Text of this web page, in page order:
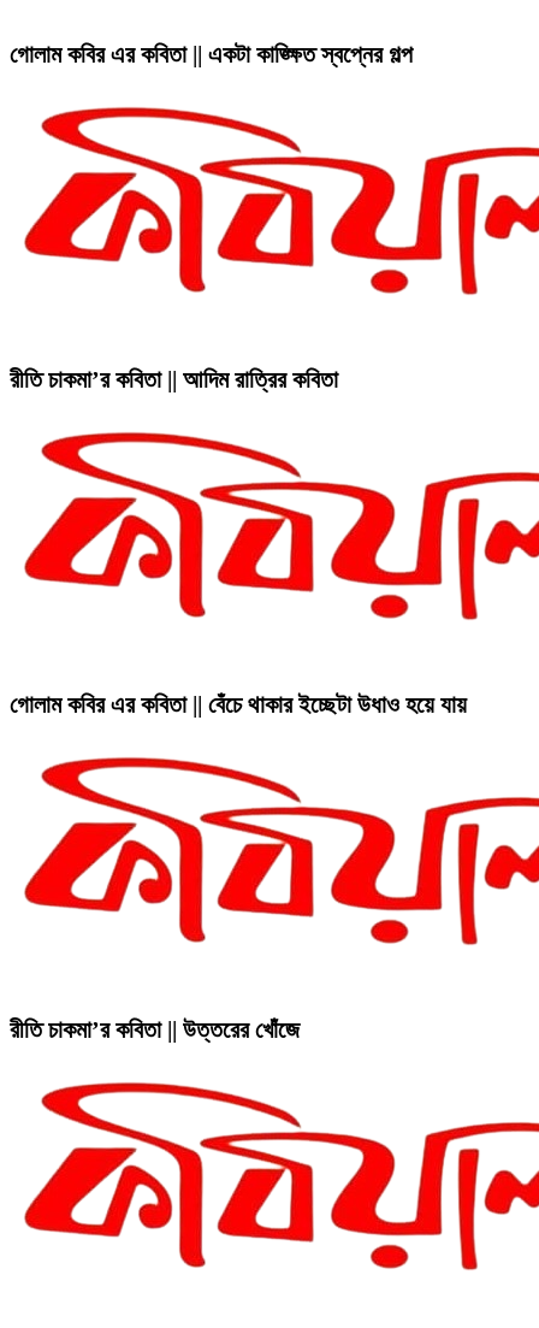
গোলাম কবির এর কবিতা || একটা কাঙ্ক্ষিত স্বপ্নের গল্প
রীতি চাকমা’র কবিতা || আদিম রাত্রির কবিতা
গোলাম কবির এর কবিতা || বেঁচে থাকার ইচ্ছেটা উধাও হয়ে যায়
রীতি চাকমা’র কবিতা || উত্তরের খোঁজে